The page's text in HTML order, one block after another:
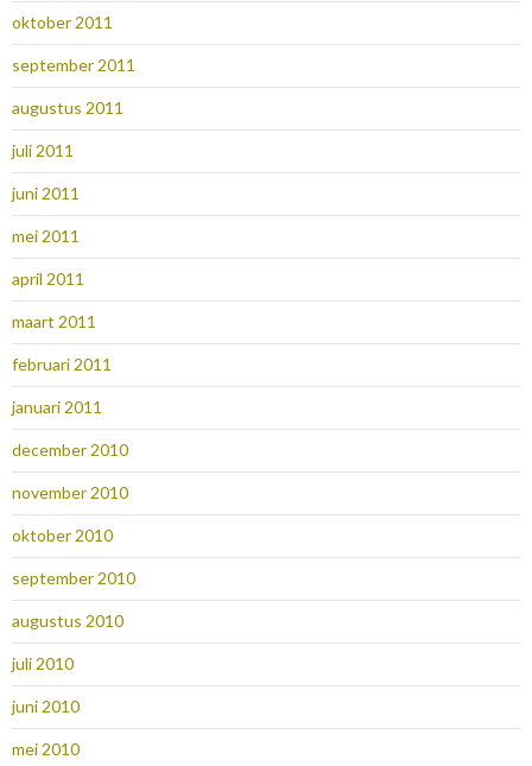
oktober 2011
september 2011
augustus 2011
juli 2011
juni 2011
mei 2011
april 2011
maart 2011
februari 2011
januari 2011
december 2010
november 2010
oktober 2010
september 2010
augustus 2010
juli 2010
juni 2010
mei 2010